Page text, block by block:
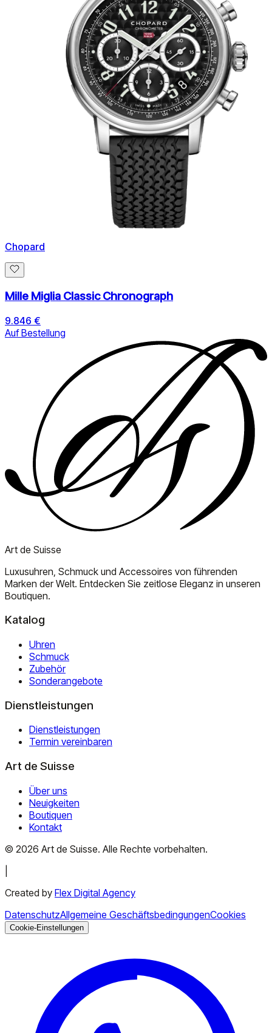
Chopard
Mille Miglia Classic Chronograph
9.846 €
Auf Bestellung
Art de Suisse
Luxusuhren, Schmuck und Accessoires von führenden
Marken der Welt. Entdecken Sie zeitlose Eleganz in unseren
Boutiquen.
Katalog
Uhren
Schmuck
Zubehör
Sonderangebote
Dienstleistungen
Dienstleistungen
Termin vereinbaren
Art de Suisse
Über uns
Neuigkeiten
Boutiquen
Kontakt
© 2026 Art de Suisse. Alle Rechte vorbehalten.
Created by Flex Digital Agency
DatenschutzAllgemeine GeschäftsbedingungenCookies
Cookie-Einstellungen